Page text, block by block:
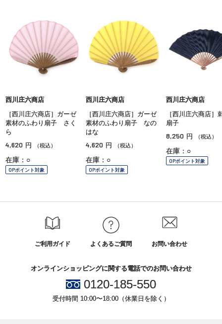
西川庄六商店
［西川庄六商店］ガーゼ
素材のふわり扇子 さく
ら
4,620 円 （税込）
在庫：○
OPポイント対象
西川庄六商店
［西川庄六商店］ガーゼ
素材のふわり扇子 なの
はな
4,620 円 （税込）
在庫：○
OPポイント対象
西川庄六商店
［西川庄六商店］
扇子
8,250 円 （税込）
在庫：○
OPポイント対象
ご利用ガイド よくあるご質問 お問い合わせ
オンラインショッピングに関する電話でのお問い合わせ
0120-185-550
受付時間 10:00〜18:00（休業日を除く）